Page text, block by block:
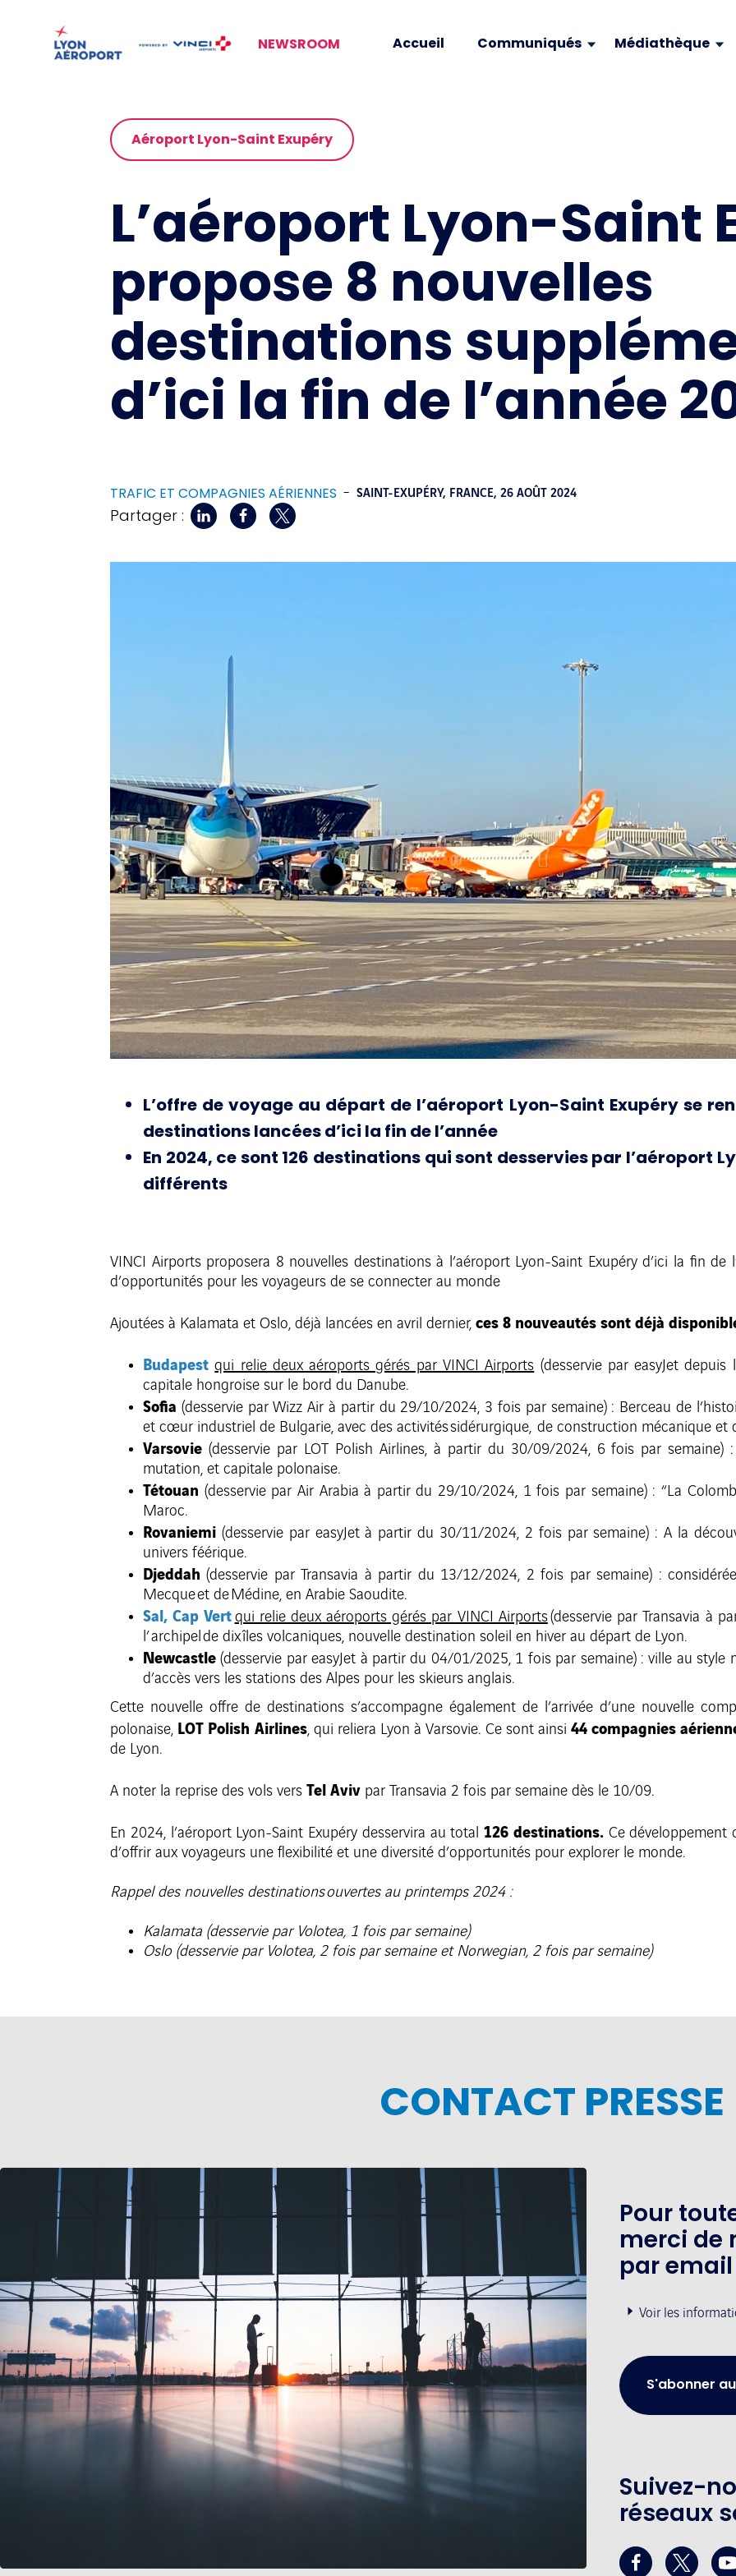
NEWSROOM Accueil Communiqués Médiathèque
Aéroport Lyon-Saint Exupéry
L’aéroport Lyon-Saint
propose 8 nouvelles
destinations
d’ici la fin de l’année
TRAFIC ET COMPAGNIES AÉRIENNES - SAINT-EXUPÉRY, FRANCE, 26 AOÛT 2024
Partager :
L’offre de voyage au départ de l’aéroport Lyon-Saint Exupéry se
destinations lancées d’ici la fin de l’année
En 2024, ce sont 126 destinations qui sont desservies par l’aéroport
différents
VINCI Airports proposera 8 nouvelles destinations à l’aéroport Lyon-Saint Exupéry d’ici la fin
d’opportunités pour les voyageurs de se connecter au monde
Ajoutées à Kalamata et Oslo, déjà lancées en avril dernier, ces 8 nouveautés sont déjà
Budapestqui relie deux aéroports gérés par VINCI Airports (desservie par easyJet
capitale hongroise sur le bord du Danube.
Sofia (desservie par Wizz Air à partir du 29/10/2024, 3 fois par semaine) : Berceau de
et cœur industriel de Bulgarie, avec des activités sidérurgique, de construction mécanique et
Varsovie (desservie par LOT Polish Airlines, à partir du 30/09/2024, 6 fois par semaine)
mutation, et capitale polonaise.
Tétouan (desservie par Air Arabia à partir du 29/10/2024, 1 fois par semaine) : “La
Maroc.
Rovaniemi (desservie par easyJet à partir du 30/11/2024, 2 fois par semaine) : A la
univers féérique.
Djeddah(desservie par Transavia à partir du 13/12/2024, 2 fois par semaine) :
Mecque et de Médine, en Arabie Saoudite.
Sal, Cap Vert qui relie deux aéroports gérés par VINCI Airports(desservie par Transavia à
l’ archipel de dix îles volcaniques, nouvelle destination soleil en hiver au départ de Lyon.
Newcastle(desservie par easyJet à partir du 04/01/2025, 1 fois par semaine) : ville au style
d’accès vers les stations des Alpes pour les skieurs anglais.
Cette nouvelle offre de destinations s’accompagne également de l’arrivée d’une nouvelle
polonaise, LOT Polish Airlines, qui reliera Lyon à Varsovie. Ce sont ainsi44 compagnies
de Lyon.
A noter la reprise des vols vers Tel Aviv par Transavia 2 fois par semaine dès le 10/09.
En 2024, l’aéroport Lyon-Saint Exupéry desservira au total 126 destinations.Ce développement
d’offrir aux voyageurs une flexibilité et une diversité d’opportunités pour explorer le monde.
Rappel des nouvelles destinations ouvertes au printemps 2024 :
Kalamata (desservie par Volotea, 1 fois par semaine)
Oslo (desservie par Volotea, 2 fois par semaine et Norwegian, 2 fois par semaine)
CONTACT PRESSE
Pour
merci de
par email
Voir les
S'abonner
Suivez-
réseaux